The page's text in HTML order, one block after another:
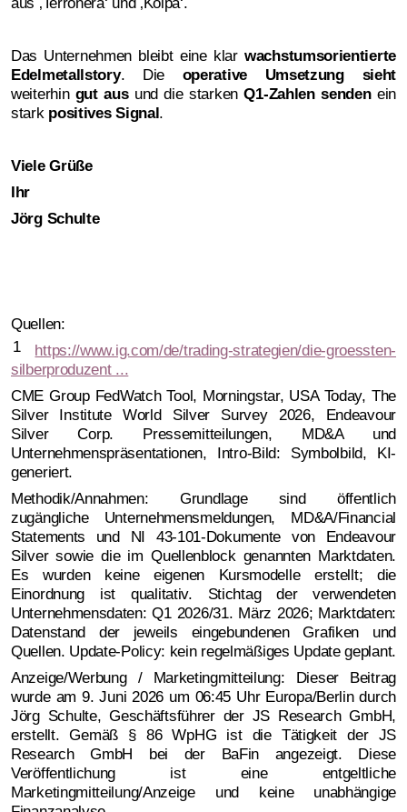
Das Unternehmen bleibt eine klar wachstumsorientierte
Edelmetallstory. Die operative Umsetzung sieht
weiterhin gut ausund die starkenQ1-Zahlen sendenein
stark positives Signal.
Viele Grüße
Ihr
Jörg Schulte
Quellen:
1
https://www.ig.com/de/trading-strategien/die-groessten-
silberproduzent ...
CME Group FedWatch Tool, Morningstar, USA Today, The
Silver Institute World Silver Survey 2026, Endeavour
Silver Corp. Pressemitteilungen, MD&A und
Unternehmenspräsentationen, Intro-Bild: Symbolbild, KI-
generiert.
Methodik/Annahmen: Grundlage sind öffentlich
zugängliche Unternehmensmeldungen, MD&A/Financial
Statements und NI 43-101-Dokumente von Endeavour
Silver sowie die im Quellenblock genannten Marktdaten.
Es wurden keine eigenen Kursmodelle erstellt; die
Einordnung ist qualitativ. Stichtag der verwendeten
Unternehmensdaten: Q1 2026/31. März 2026; Marktdaten:
Datenstand der jeweils eingebundenen Grafiken und
Quellen. Update-Policy: kein regelmäßiges Update geplant.
Anzeige/Werbung / Marketingmitteilung: Dieser Beitrag
wurde am 9. Juni 2026 um 06:45 Uhr Europa/Berlin durch
Jörg Schulte, Geschäftsführer der JS Research GmbH,
erstellt. Gemäß § 86 WpHG ist die Tätigkeit der JS
Research GmbH bei der BaFin angezeigt. Diese
Veröffentlichung ist eine entgeltliche
Marketingmitteilung/Anzeige und keine unabhängige